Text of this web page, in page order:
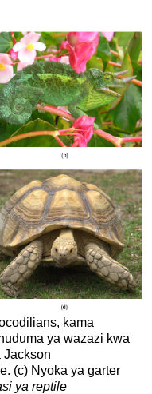
kama
ya wazazi kwa
Jackson
(c) Nyoka ya garter
ya reptile